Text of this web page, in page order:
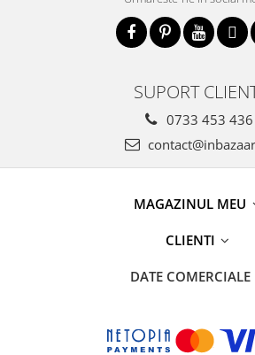
SUPORT
0733 453 436
MAGAZINUL MEU
CLIENTI
DATE COMERCIALE